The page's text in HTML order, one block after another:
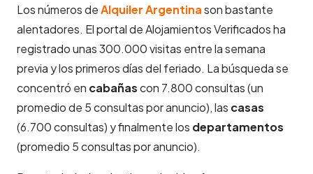
Los números deAlquiler Argentinason bastante
alentadores. El portal de Alojamientos Verificados ha
registrado unas 300.000 visitas entre la semana
previa y los primeros días del feriado. La búsqueda se
concentró en cabañascon 7.800 consultas (un
promedio de 5 consultas por anuncio), las casas
(6.700 consultas) y finalmente los departamentos
(promedio 5 consultas por anuncio).